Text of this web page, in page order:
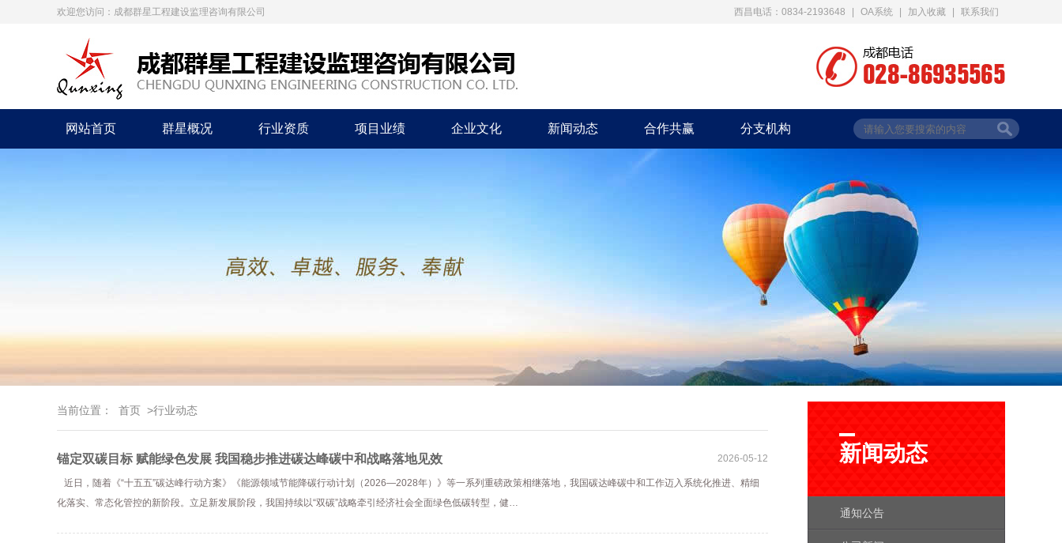
欢迎您访问：成都群星工程建设监理咨询有限公司 西昌电话：0834-2193648 OA系统 加入收藏 联系我们
网站首页 群星概况 行业资质 项目业绩 企业文化 新闻动态 合作共赢 分支机构
当前位置： 首页 >行业动态
锚定双碳目标 赋能绿色发展 我国稳步推进碳达峰碳中和战略落地见效 2026-05-12
近日，随着《“十五五”碳达峰行动方案》《能源领域节能降碳行动计划（2026—2028年）》等一系列重磅政策相继落地，我国碳达峰碳中和工作迈入系统化推进、精细
化落实、常态化管控的新阶段。立足新发展阶段，我国持续以“双碳”战略牵引经济社会全面绿色低碳转型，健…
新闻动态
通知公告